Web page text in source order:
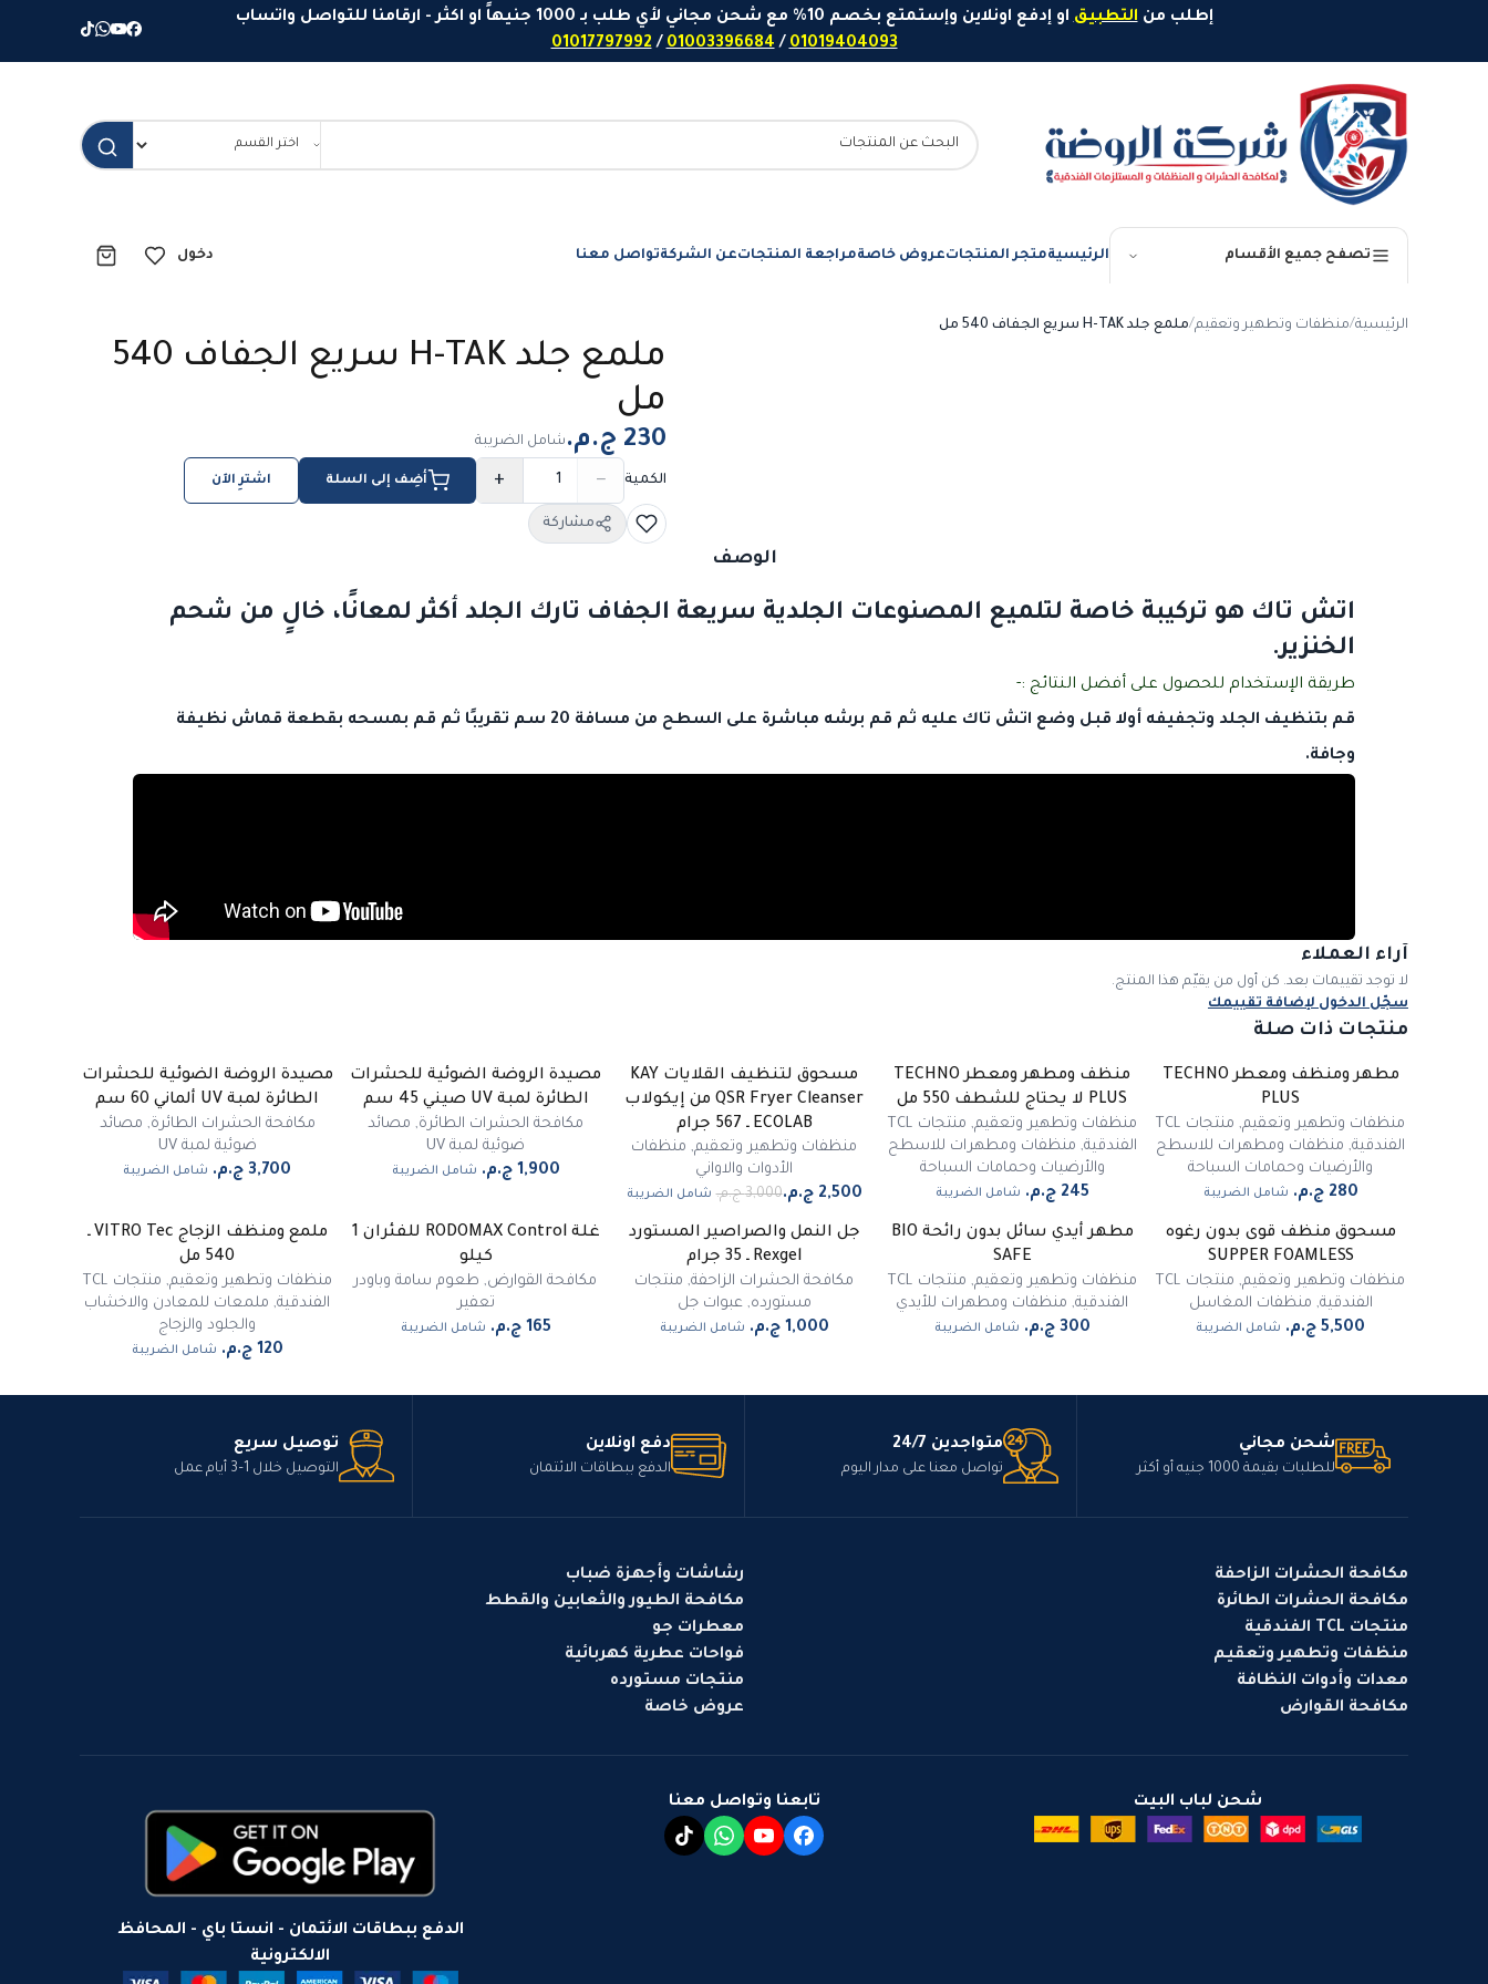
إطلب منالتطبيق او إدفع اونلاين وإستمتع بخصم 10% مع شحن مجاني لأي طلب بـ 1000 جنيهاً او اكثر - ارقامنا للتواصل واتساب
01019404093
/
01003396684
/
01017797992
تصفح جميع الأقسام الرئيسيةمتجر المنتجاتعروض خاصةمراجعة المنتجاتعن الشركةتواصل معنا دخول
الرئيسية/منظفات وتطهير وتعقيم/ملمع جلد H-TAK سريع الجفاف 540 مل
ملمع جلد H-TAK سريع الجفاف 540
مل
شامل الضريبة
الكمية −
+ أضِف إلى السلة اشترِ الآن
مشاركة
الوصف
اتش تاك هو تركيبة خاصة لتلميع المصنوعات الجلدية سريعة الجفاف تارك الجلد أكثر لمعانًا، خالٍ من شحم
الخنزير.
طريقة الإستخدام للحصول على أفضل النتائج :-
قم بتنظيف الجلد وتجفيفه أولا قبل وضع اتش تاك عليه ثم قم برشه مباشرة على السطح من مسافة 20 سم تقريبًا ثم قم بمسحه بقطعة قماش نظيفة
وجافة.
آراء العملاء
لا توجد تقييمات بعد. كن أول من يقيّم هذا المنتج.
سجّل الدخول لإضافة تقييمك
منتجات ذات صلة
مطهر ومنظف ومعطر TECHNO
PLUS
منظفات وتطهير وتعقيم,
منتجات TCL
الفندقية, منظفات ومطهرات للاسطح
والأرضيات وحمامات السباحة
شامل الضريبة
منظف ومطهر ومعطر TECHNO
PLUS لا يحتاج للشطف 550 مل
منظفات وتطهير وتعقيم,
منتجات TCL
الفندقية, منظفات ومطهرات للاسطح
والأرضيات وحمامات السباحة
شامل الضريبة
مسحوق لتنظيف القلايات KAY
QSR Fryer Cleanser من إيكولاب
ECOLAB ـ 567 جرام
منظفات وتطهير وتعقيم, منظفات
الأدوات والاواني
‏3,000 ج.م.‏ شامل الضريبة
مصيدة الروضة الضوئية للحشرات
الطائرة لمبة UV صيني 45 سم
مكافحة الحشرات الطائرة, مصائد
ضوئية لمبة UV
شامل الضريبة
مصيدة الروضة الضوئية للحشرات
الطائرة لمبة UV ألماني 60 سم
مكافحة الحشرات الطائرة, مصائد
ضوئية لمبة UV
شامل الضريبة
مسحوق منظف قوى بدون رغوه
SUPPER FOAMLESS
منظفات وتطهير وتعقيم,
منتجات TCL
الفندقية, منظفات المغاسل
شامل الضريبة
غير متوفر
مطهر أيدي سائل بدون رائحة BIO
SAFE
منظفات وتطهير وتعقيم,
منتجات TCL
الفندقية, منظفات ومطهرات للأيدي
شامل الضريبة
غير متوفر
جل النمل والصراصير المستورد
Rexgel ـ 35 جرام
مكافحة الحشرات الزاحفة, منتجات
مستورده,عبوات جل
شامل الضريبة
غلة RODOMAX Control للفئران 1
كيلو
مكافحة القوارض, طعوم سامة وباودر
تعفير
شامل الضريبة
ملمع ومنظف الزجاج VITRO Tec ـ
540 مل
منظفات وتطهير وتعقيم,
منتجات TCL
الفندقية, ملمعات للمعادن والاخشاب
والجلود والزجاج
شامل الضريبة
شحن مجاني
للطلبات بقيمة 1000 جنيه أو أكثر
متواجدين 24/7
تواصل معنا على مدار اليوم
دفع اونلاين
الدفع ببطاقات الائتمان
توصيل سريع
التوصيل خلال 1–3 أيام عمل
مكافحة الحشرات الزاحفة
مكافحة الحشرات الطائرة
منتجات TCL الفندقية
منظفات وتطهير وتعقيم
معدات وأدوات النظافة
مكافحة القوارض
رشاشات وأجهزة ضباب
مكافحة الطيور والثعابين والقطط
معطرات جو
فواحات عطرية كهربائية
منتجات مستورده
عروض خاصة
شحن لباب البيت تابعنا وتواصل معنا
الدفع ببطاقات الائتمان - انستا باي - المحافظ
الالكترونية